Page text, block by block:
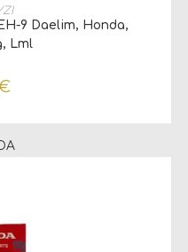
ΚΑΛΆΘΙ
9 Daelim, Honda,
Lml